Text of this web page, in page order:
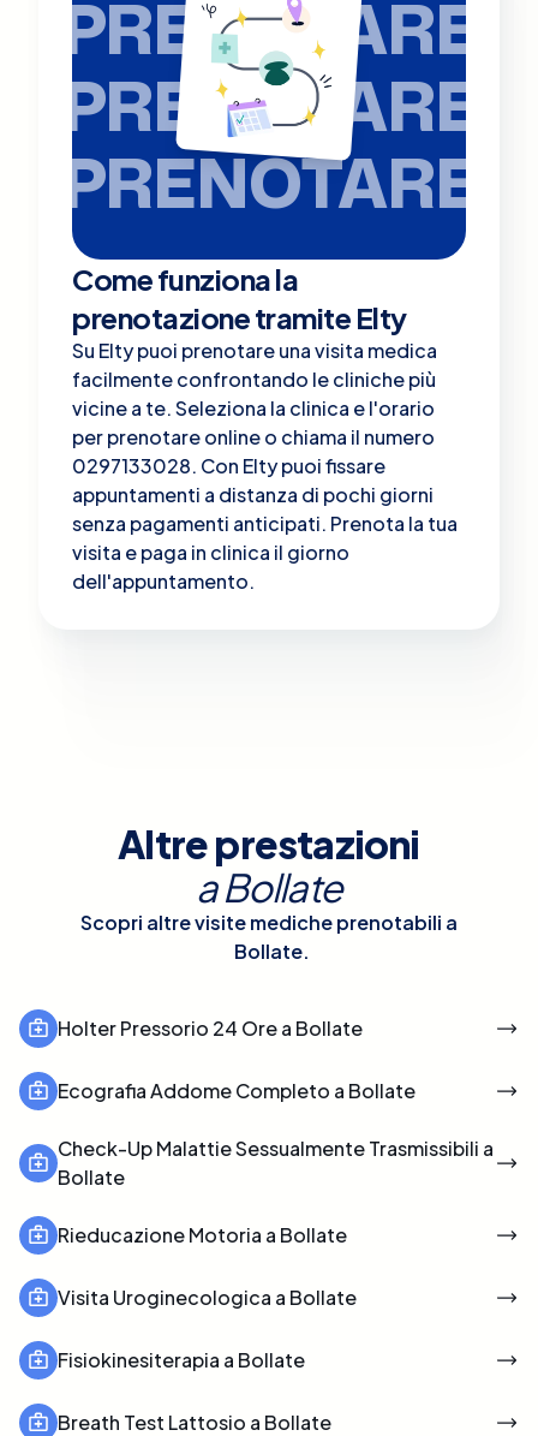
PRENOTARE
PRENOTARE
PRENOTARE
Come funziona la
prenotazione tramite Elty
Su Elty puoi prenotare una visita medica
facilmente confrontando le cliniche più
vicine a te. Seleziona la clinica e l'orario
per prenotare online o chiama il numero
0297133028. Con Elty puoi fissare
appuntamenti a distanza di pochi giorni
senza pagamenti anticipati. Prenota la tua
visita e paga in clinica il giorno
dell'appuntamento.
Altre prestazioni
aBollate
Scopri altre visite mediche prenotabili a
Bollate.
Holter Pressorio 24 Ore a Bollate
Ecografia Addome Completo a Bollate
Check-Up Malattie Sessualmente Trasmissibili a
Bollate
Rieducazione Motoria a Bollate
Visita Uroginecologica a Bollate
Fisiokinesiterapia a Bollate
Breath Test Lattosio a Bollate